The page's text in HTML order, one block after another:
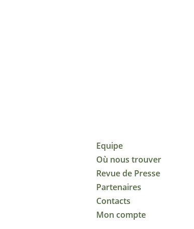
Equipe
Où nous trouver
Revue de Presse
Partenaires
Contacts
Mon compte